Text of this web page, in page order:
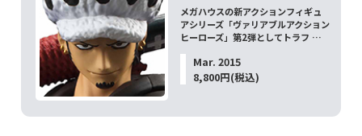
メガハウスの新アクションフィギュ
アシリーズ「ヴァリアブルアクション
ヒーローズ」第2弾としてトラフ …
Mar. 2015
8,800円(税込)